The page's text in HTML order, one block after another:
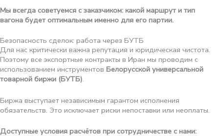
Мы всегда советуемся с заказчиком: какой маршрут и тип
вагона будет оптимальным именно для его партии.
Безопасность сделок: работа через БУТБ
Для нас критически важна репутация и юридическая чистота.
Поэтому все экспортные контракты в Иран мы проводим с
использованием инструментов Белорусской универсальной
товарной биржи (БУТБ).
Биржа выступает независимым гарантом исполнения
обязательств. Это исключает риски непоставки или неоплаты.
Доступные условия расчётов при сотрудничестве с нами: